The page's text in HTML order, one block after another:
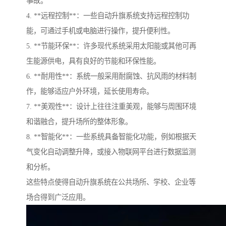
4. **远程控制**：一些自动升旗系统支持远程控制功
能，可通过手机或电脑进行操作，提升便利性。
5. **节能环保**：许多现代系统采用太阳能或其他可再
生能源供电，具有良好的节能和环保性能。
6. **耐用性**：系统一般采用耐腐蚀、抗风雨的材料制
作，能够适应户外环境，延长使用寿命。
7. **美观性**：设计上往往注重美观，能够与周围环境
和谐融合，提升场所的整体形象。
8. **智能化**：一些系统具备智能化功能，例如根据天
气变化自动调整升降，或接入物联网平台进行数据监测
和分析。
这些特点使得自动升旗系统在公共场所、学校、企业等
场合得到广泛应用。